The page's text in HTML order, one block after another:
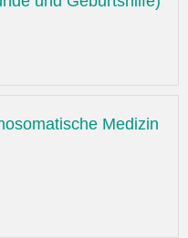
Medizin